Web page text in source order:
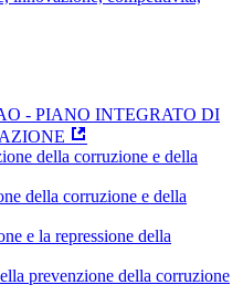
- PIANO INTEGRATO DI
della corruzione e della
della corruzione e della
e la repressione della
prevenzione della corruzione